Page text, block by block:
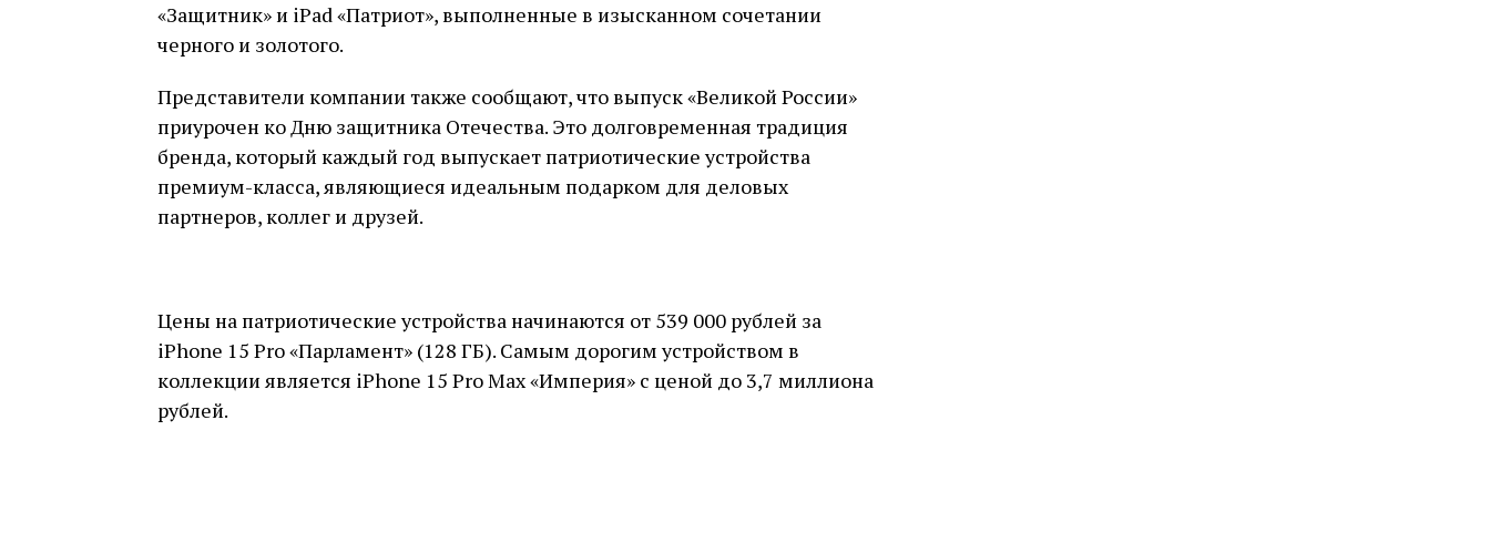
«Защитник» и iPad «Патриот», выполненные в изысканном сочетании
черного и золотого.
Представители компании также сообщают, что выпуск «Великой России»
приурочен ко Дню защитника Отечества. Это долговременная традиция
бренда, который каждый год выпускает патриотические устройства
премиум-класса, являющиеся идеальным подарком для деловых
партнеров, коллег и друзей.
Цены на патриотические устройства начинаются от 539 000 рублей за
iPhone 15 Pro «Парламент» (128 ГБ). Самым дорогим устройством в
коллекции является iPhone 15 Pro Max «Империя» с ценой до 3,7 миллиона
рублей.